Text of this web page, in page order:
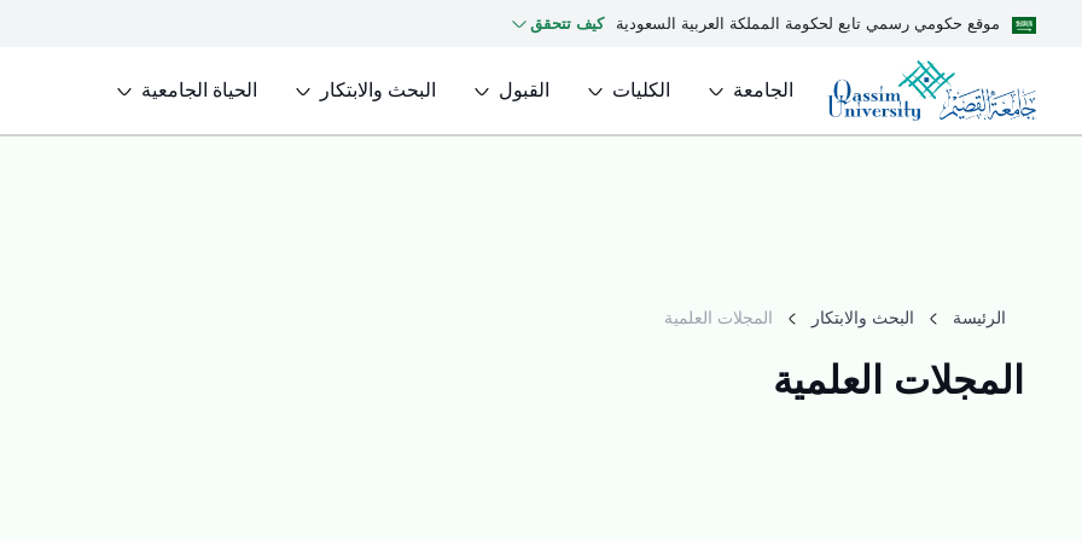
موقع حكومي رسمي تابع لحكومة المملكة العربية السعودية كيف تتحقق
الجامعة الكليات القبول البحث والابتكار الحياة الجامعية
الرئيسة البحث والابتكار المجلات العلمية
المجلات العلمية